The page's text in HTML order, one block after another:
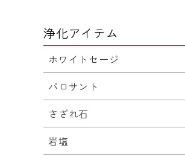
浄化アイテム
ホワイトセージ
パロサント
さざれ石
岩塩